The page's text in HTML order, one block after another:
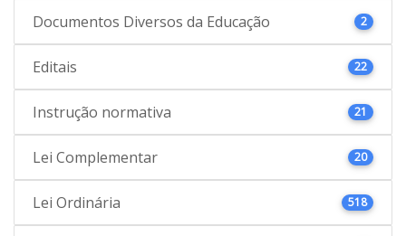
Documentos Diversos da Educação 2
Editais 22
Instrução normativa 21
Lei Complementar 20
Lei Ordinária 518